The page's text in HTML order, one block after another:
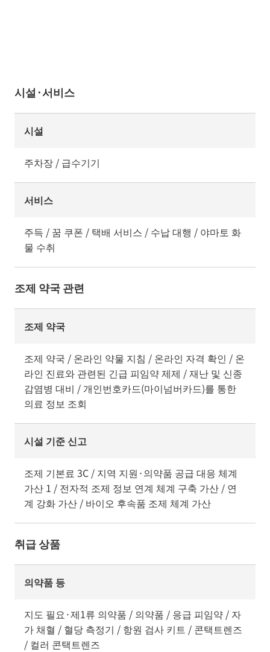
시설·서비스
시설
주차장 / 급수기기
서비스
주득 / 꿈 쿠폰 / 택배 서비스 / 수납 대행 / 야마토 화
물 수취
조제 약국 관련
조제 약국
조제 약국 / 온라인 약물 지침 / 온라인 자격 확인 / 온
라인 진료와 관련된 긴급 피임약 제제 / 재난 및 신종
감염병 대비 / 개인번호카드(마이넘버카드)를 통한
의료 정보 조회
시설 기준 신고
조제 기본료 3C / 지역 지원·의약품 공급 대응 체계
가산 1 / 전자적 조제 정보 연계 체계 구축 가산 / 연
계 강화 가산 / 바이오 후속품 조제 체계 가산
취급 상품
의약품 등
지도 필요·제1류 의약품 / 의약품 / 응급 피임약 / 자
가 채혈 / 혈당 측정기 / 항원 검사 키트 / 콘택트렌즈
/ 컬러 콘택트렌즈